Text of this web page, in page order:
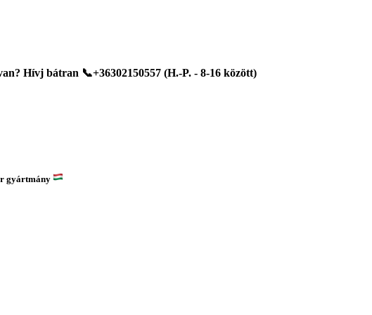
Hívj bátran 📞+36302150557 (H.-P. - 8-16 között)
gyártmány